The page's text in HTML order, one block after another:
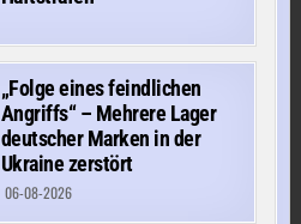
„Folge eines feindlichen
Angriffs“ – Mehrere Lager
deutscher Marken in der
Ukraine zerstört
06-08-2026